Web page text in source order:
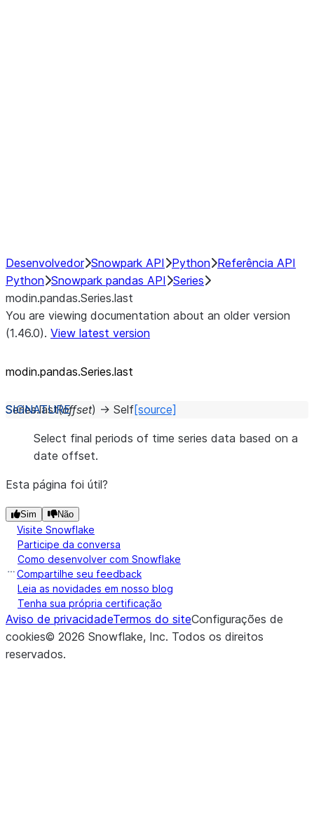
Desenvolvedor Snowpark API Python Referência API
Python Snowpark pandas API Series
modin.pandas.Series.last
You are viewing documentation about an older version
(1.46.0). View latest version
modin.pandas.Series.last
Series.last(offset) → Self[source]
Select final periods of time series data based on a
date offset.
Esta página foi útil?
Sim Não
Visite Snowflake
Participe da conversa
Como desenvolver com Snowflake
Compartilhe seu feedback
Leia as novidades em nosso blog
Tenha sua própria certificação
Aviso de privacidadeTermos do siteConfigurações de
cookies© 2026 Snowflake, Inc. Todos os direitos
reservados.